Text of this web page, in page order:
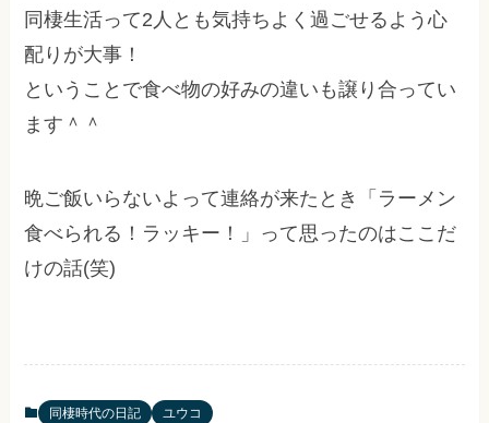
同棲生活って2人とも気持ちよく過ごせるよう心
配りが大事！
ということで食べ物の好みの違いも譲り合ってい
ます＾＾
晩ご飯いらないよって連絡が来たとき「ラーメン
食べられる！ラッキー！」って思ったのはここだ
けの話(笑)
同棲時代の日記 ユウコ